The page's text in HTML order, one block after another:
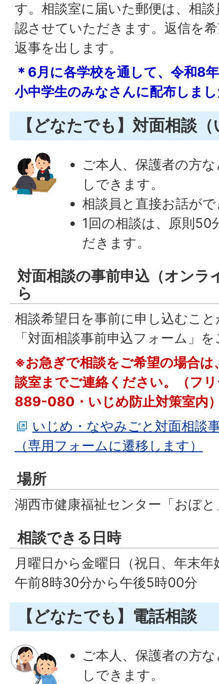
す。相談室に届いた郵便は、相
認させていただきます。返信を
返事を出します。
＊6月に各学校を通して、令和8
小中学生のみなさんに配布しま
【どなたでも】対面相談
ご本人、保護者の方
しできます。
相談員と直接お話が
1回の相談は、原則50
だきます。
対面相談の事前申込（オンラ
ら
相談希望日を事前に申し込むこ
「対面相談事前申込フォーム」
※お急ぎで相談をご希望の場合は
談室までご連絡ください。（フ
889-080・いじめ防止対策室内
いじめ・なやみごと対面相談
（専用フォームに遷移します）
場所
湖西市健康福祉センター「おぼ
相談できる日時
月曜日から金曜日（祝日、年末年
午前8時30分から午後5時00分
【どなたでも】電話相談
ご本人、保護者の方
しできます。